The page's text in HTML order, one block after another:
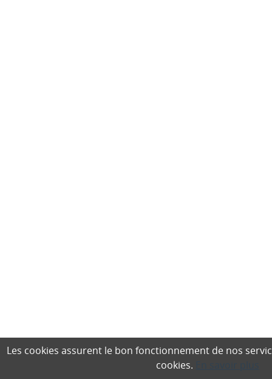
Les cookies assurent le bon fonctionnement de nos
cookies.